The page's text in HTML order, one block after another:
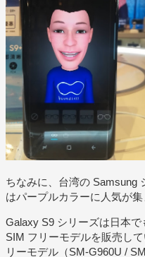
ちなみに、台湾の Samsung
はパープルカラーに人気が集
Galaxy S9 シリーズは日本
SIM フリーモデルを販売し
リーモデル（SM-G960U /